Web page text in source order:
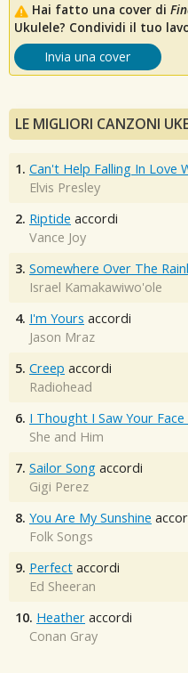
Hai fatto una cover di
Ukulele? Condividi il tuo
Invia una cover
LE MIGLIORI CANZONI
1. Can't Help Falling In Love
Elvis Presley
2. Riptide accordi
Vance Joy
3. Somewhere Over The
Israel Kamakawiwo'ole
4. I'm Yours accordi
Jason Mraz
5. Creep accordi
Radiohead
6. I Thought I Saw Your
She and Him
7. Sailor Song accordi
Gigi Perez
8. You Are My Sunshine
Folk Songs
9. Perfect accordi
Ed Sheeran
10. Heather accordi
Conan Gray